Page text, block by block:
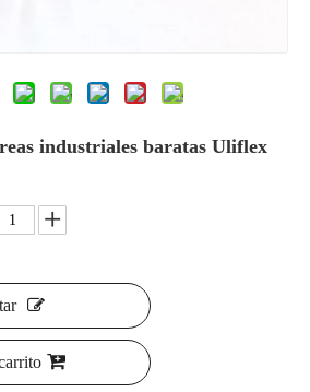
industriales baratas Uliflex